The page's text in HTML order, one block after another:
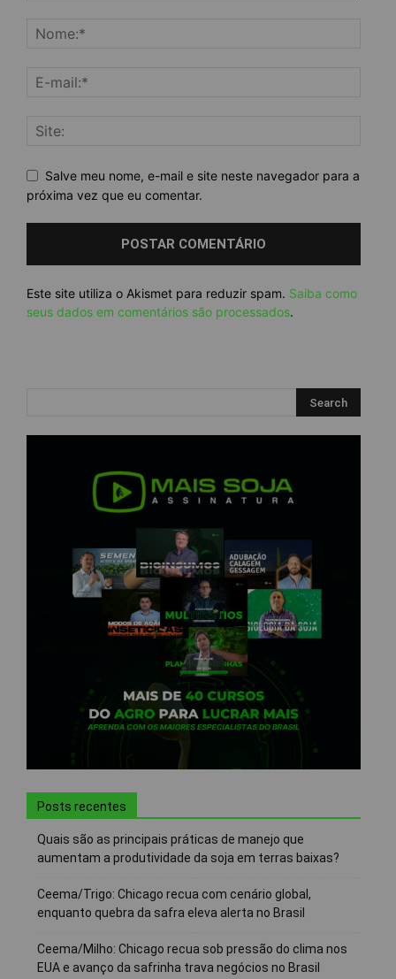
Salve meu nome, e-mail e site neste navegador para a
próxima vez que eu comentar.
Este site utiliza o Akismet para reduzir spam. Saiba como
seus dados em comentários são processados.
Posts recentes
Quais são as principais práticas de manejo que
aumentam a produtividade da soja em terras baixas?
Ceema/Trigo: Chicago recua com cenário global,
enquanto quebra da safra eleva alerta no Brasil
Ceema/Milho: Chicago recua sob pressão do clima nos
EUA e avanço da safrinha trava negócios no Brasil